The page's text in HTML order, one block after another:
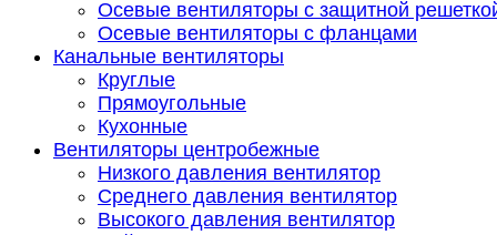
Осевые вентиляторы с защитной
Осевые вентиляторы с фланцами
Канальные вентиляторы
Круглые
Прямоугольные
Кухонные
Вентиляторы центробежные
Низкого давления вентилятор
Среднего давления вентилятор
Высокого давления вентилятор